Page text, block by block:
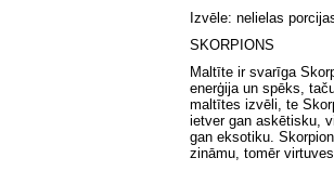
Izvēle: nelielas
SKORPIONS
Maltīte ir svarīga
enerģija un spēks,
maltītes izvēli, te
ietver gan askētisku,
gan eksotiku.
zināmu, tomēr